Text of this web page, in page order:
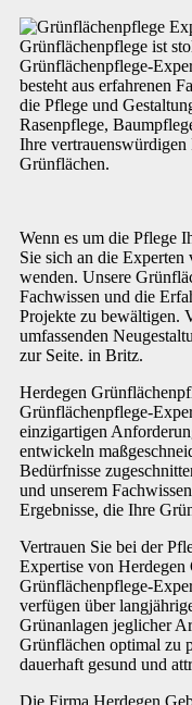
Grünflächenpflege ist
Grünflächenpflege-
besteht aus erfahrenen
die Pflege und
Rasenpflege,
Ihre
Grünflächen.
Wenn es um die Pflege
Sie sich an die
wenden. Unsere
Fachwissen und die
Projekte zu bewältigen.
umfassenden
zur Seite. in Britz.
Herdegen
Grünflächenpflege-
einzigartigen
entwickeln
Bedürfnisse
und unserem
Ergebnisse, die Ihre
Vertrauen Sie bei der
Expertise von
Grünflächenpflege-
verfügen über
Grünanlagen jeglicher
Grünflächen optimal zu
dauerhaft gesund und
Die Firma Herdegen